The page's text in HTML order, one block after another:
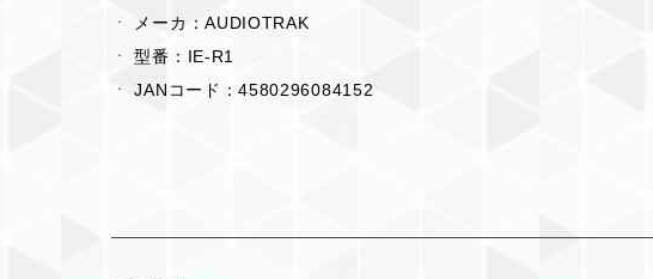
ㆍ メーカ：AUDIOTRAK
ㆍ 型番：IE-R1
ㆍ JANコード：4580296084152